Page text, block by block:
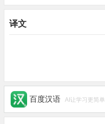
译文
百度汉语 AI让学习更简单